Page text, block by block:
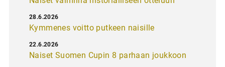
Kymmenes voitto putkeen naisille
28.6.2026
Naiset Suomen Cupin 8 parhaan joukkoon
22.6.2026